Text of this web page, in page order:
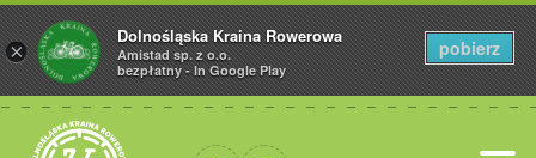
×
Dolnośląska Kraina Rowerowa
Amistad sp. z o.o.
bezpłatny - In Google Play
pobierz